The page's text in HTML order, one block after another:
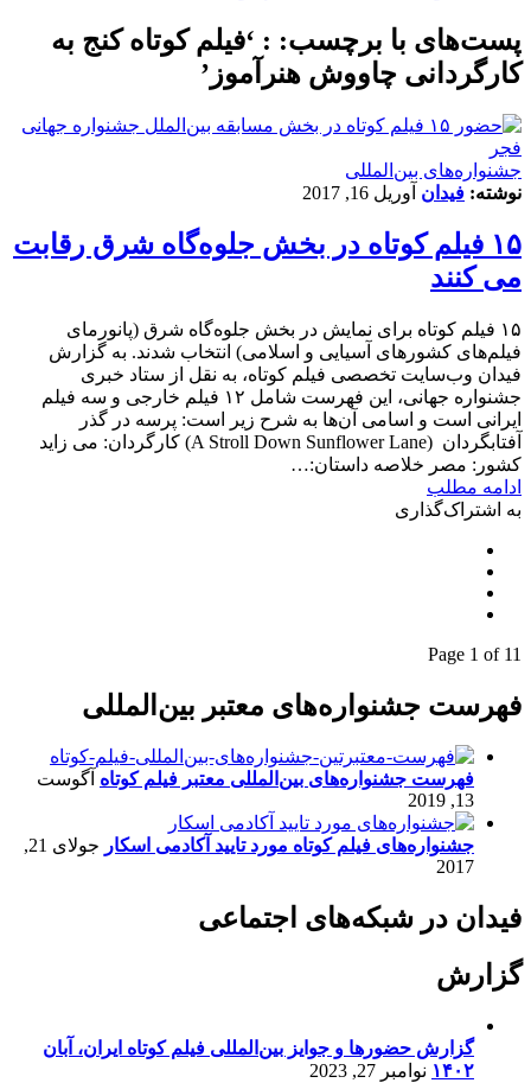
پست‌های با برچسب: : ‘فیلم کوتاه کنج به
کارگردانی چاووش هنرآموز’
‌‌جشنواره‌های بین‌المللی
نوشته: فیدان آوریل 16, 2017
۱۵ فیلم کوتاه در بخش جلوه‌گاه شرق رقابت
می کنند
۱۵ فیلم کوتاه برای نمایش در بخش جلوه‌گاه شرق (پانورمای
فیلم‌های کشورهای آسیایی و اسلامی) انتخاب شدند. به گزارش
فیدان وب‌سایت تخصصی فیلم کوتاه، به نقل از ستاد خبری
جشنواره جهانی، این فهرست شامل ۱۲ فیلم خارجی و سه فیلم
ایرانی است و اسامی آن‌ها به شرح زیر است: پرسه در گذر
آفتابگردان (A Stroll Down Sunflower Lane) کارگردان: می زاید
کشور: مصر خلاصه داستان:…
ادامه مطلب
به اشتراک‌گذاری
Page 1 of 11
فهرست جشنواره‌های معتبر بین‌المللی
فهرست جشنواره‌های بین‌المللی معتبر فیلم کوتاه آگوست
13, 2019
جشنواره‌های فیلم کوتاه مورد تایید آکادمی اسکار
جولای 21,
2017
فیدان در شبکه‌های اجتماعی
گزارش
گزارش حضورها و جوایز بین‌المللی فیلم کوتاه ایران، آبان
۱۴۰۲ نوامبر 27, 2023